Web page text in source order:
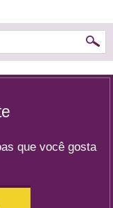
que você gosta